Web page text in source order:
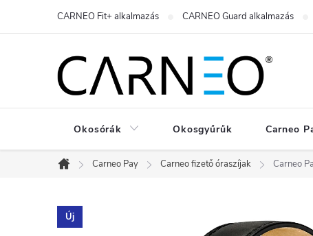
tartalomhoz
CARNEO Fit+ alkalmazás CARNEO Guard alkalmazás
Okosórák Okosgyűrűk Carneo
Kezdőlap
Carneo Pay Carneo fizető óraszíjak Carneo
Új